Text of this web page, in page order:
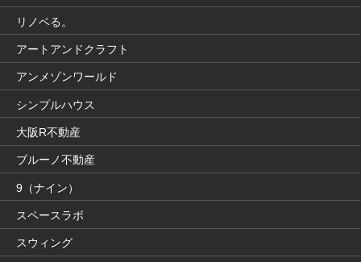
リノベる。
アートアンドクラフト
アンメゾンワールド
シンプルハウス
大阪R不動産
ブルーノ不動産
9（ナイン）
スペースラボ
スウィング